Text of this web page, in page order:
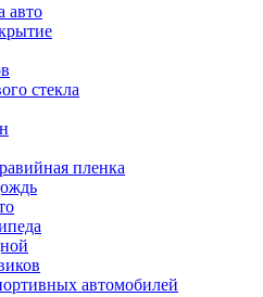
авто
стекла
пленка
автомобилей